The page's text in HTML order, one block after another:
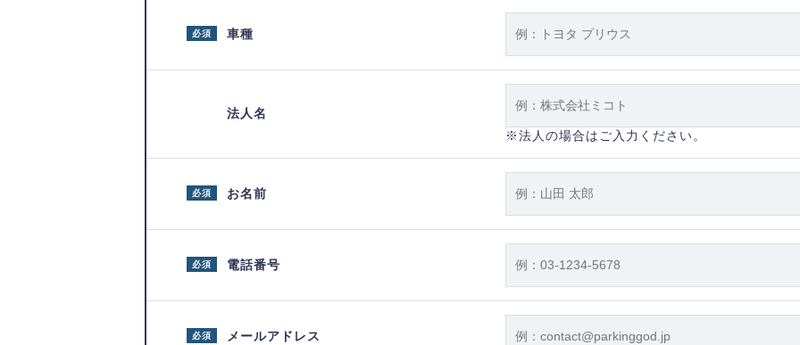
車種
必須
法人名
※法人の場合はご入力ください。
お名前
必須
電話番号
必須
メールアドレス
必須